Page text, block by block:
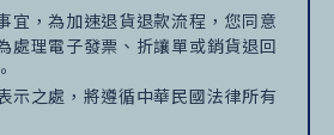
宜，為加速退貨退款流程，您同意
處理電子發票、折讓單或銷貨退回
示之處，將遵循中華民國法律所有